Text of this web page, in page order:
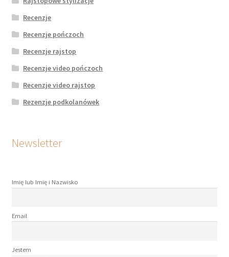
Recenzje
Recenzje pończoch
Recenzje rajstop
Recenzje video pończoch
Recenzje video rajstop
Rezenzje podkolanówek
Newsletter
Imię lub Imię i Nazwisko
Email
Jestem